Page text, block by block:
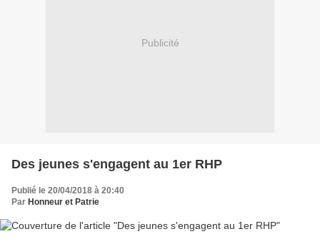
Publicité
Des jeunes s'engagent au 1er RHP
Publié le 20/04/2018 à 20:40
Par Honneur et Patrie